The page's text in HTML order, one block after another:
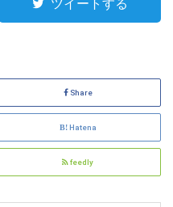
ツイートする
Share
Hatena
feedly